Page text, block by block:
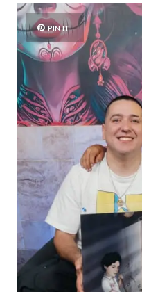
PIN IT